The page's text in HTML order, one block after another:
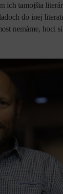
ich tamojšia
do inej
nemáme, hoci